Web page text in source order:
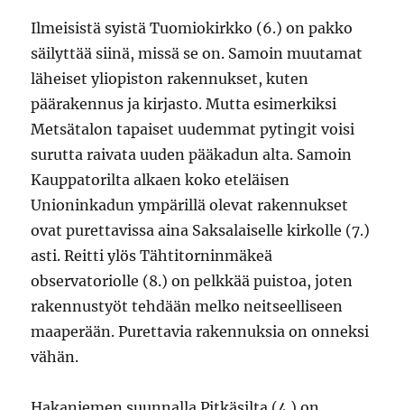
Ilmeisistä syistä Tuomiokirkko (6.) on pakko
säilyttää siinä, missä se on. Samoin muutamat
läheiset yliopiston rakennukset, kuten
päärakennus ja kirjasto. Mutta esimerkiksi
Metsätalon tapaiset uudemmat pytingit voisi
surutta raivata uuden pääkadun alta. Samoin
Kauppatorilta alkaen koko eteläisen
Unioninkadun ympärillä olevat rakennukset
ovat purettavissa aina Saksalaiselle kirkolle (7.)
asti. Reitti ylös Tähtitorninmäkeä
observatoriolle (8.) on pelkkää puistoa, joten
rakennustyöt tehdään melko neitseelliseen
maaperään. Purettavia rakennuksia on onneksi
vähän.